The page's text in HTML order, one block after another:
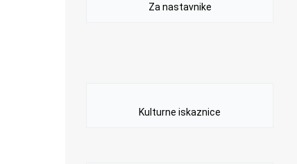
Za nastavnike
Kulturne iskaznice